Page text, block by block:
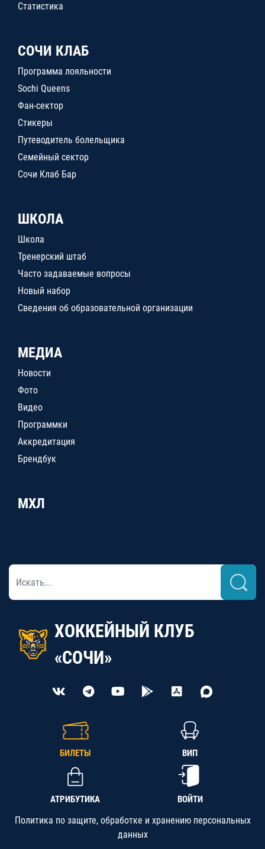
Статистика
СОЧИ КЛАБ
Программа лояльности
Sochi Queens
Фан-сектор
Стикеры
Путеводитель болельщика
Семейный сектор
Сочи Клаб Бар
ШКОЛА
Школа
Тренерский штаб
Часто задаваемые вопросы
Новый набор
Сведения об образовательной организации
МЕДИА
Новости
Фото
Видео
Программки
Аккредитация
Брендбук
МХЛ
ХОККЕЙНЫЙ КЛУБ
«СОЧИ»
БИЛЕТЫ ВИП
АТРИБУТИКА ВОЙТИ
Политика по защите, обработке и хранению персональных
данных